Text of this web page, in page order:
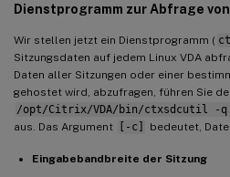
Dienstprogramm zur Abfrage
Wir stellen jetzt ein Dienstprogramm (
Sitzungsdaten auf jedem Linux VDA
Daten aller Sitzungen oder einer
gehostet wird, abzufragen, führen Sie
/opt/Citrix/VDA/bin/ctxsdcutil -
aus. Das Argument
[-c] bedeutet,
Eingabebandbreite der Sitzung